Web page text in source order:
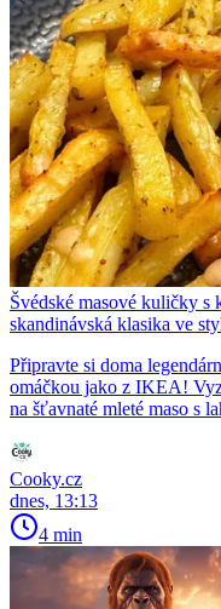
Švédské masové kuličky s
skandinávská klasika ve
Připravte si doma
omáčkou jako z IKEA!
na šťavnaté mleté maso s
Cooky.cz
dnes, 13:13
4 min